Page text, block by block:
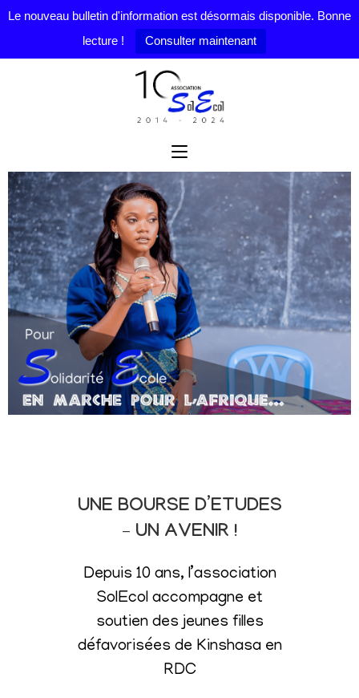
Le nouveau bulletin d'information est désormais disponible. Bonne
lecture !
Consulter maintenant
UNE BOURSE D’ETUDES
– UN AVENIR !
Depuis 10 ans, l’association
SolEcol accompagne et
soutien des jeunes filles
défavorisées de Kinshasa en
RDC